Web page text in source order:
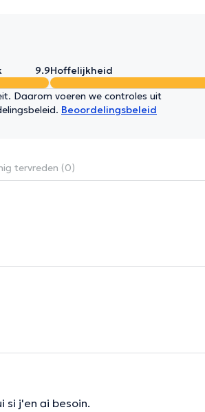
9.9Hoffelijkheid
Daarom voeren we controles uit
Beoordelingsbeleid
tervreden (0)
si j'en ai besoin.